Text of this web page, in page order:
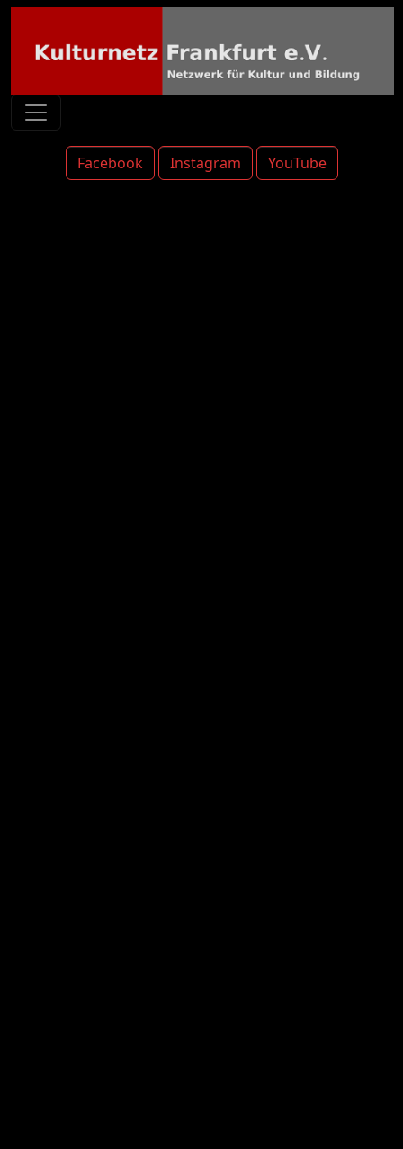
Facebook Instagram YouTube